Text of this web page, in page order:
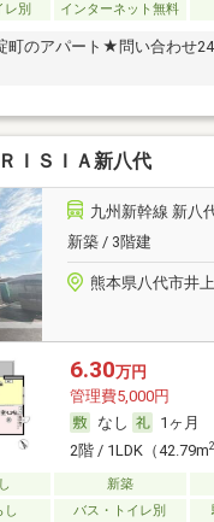
別
インターネット無料
町のアパート★問い合わせ
ＩＳＩＡ新八代
九州新幹線 新八
新築 / 3階建
熊本県八代市井
6.30万円
管理費5,000円
なし
1ヶ月
2階 / 1LDK（42.79m2
新築
し
バス・トイレ別